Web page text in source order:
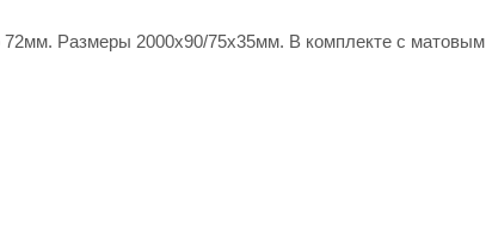
Размеры 2000x90/75x35мм. В комплекте с матовым